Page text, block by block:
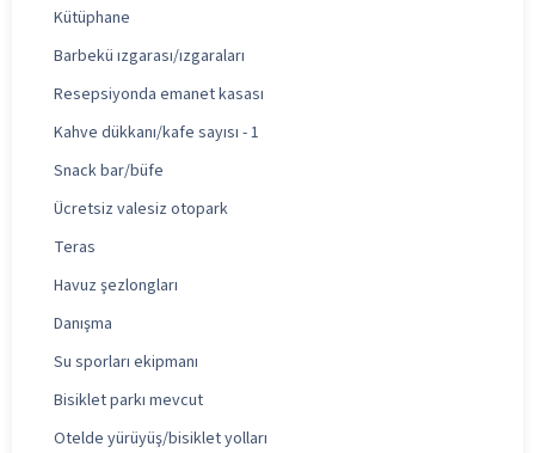
Kütüphane
Barbekü ızgarası/ızgaraları
Resepsiyonda emanet kasası
Kahve dükkanı/kafe sayısı - 1
Snack bar/büfe
Ücretsiz valesiz otopark
Teras
Havuz şezlongları
Danışma
Su sporları ekipmanı
Bisiklet parkı mevcut
Otelde yürüyüş/bisiklet yolları